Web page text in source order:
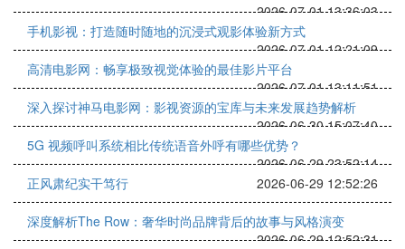
2026-07-01 13:36:03
手机影视：打造随时随地的沉浸式观影体验新方式
2026-07-01 12:21:09
高清电影网：畅享极致视觉体验的最佳影片平台
2026-07-01 13:11:51
深入探讨神马电影网：影视资源的宝库与未来发展趋势解析
2026-06-30 15:07:40
5G 视频呼叫系统相比传统语音外呼有哪些优势？
2026-06-29 23:52:14
正风肃纪实干笃行
2026-06-29 12:52:26
深度解析The Row：奢华时尚品牌背后的故事与风格演变
2026-06-29 12:52:31